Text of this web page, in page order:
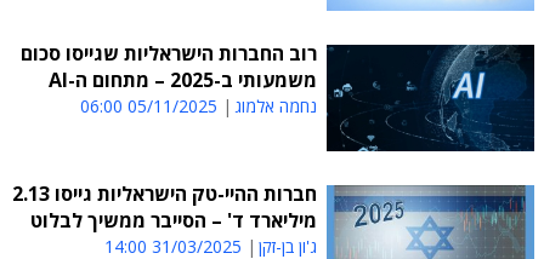
רוב החברות הישראליות שגייסו סכום
משמעותי ב-2025 – מתחום ה-AI
נחמה אלמוג 05/11/2025 06:00
חברות ההיי-טק הישראליות גייסו 2.13
מיליארד ד' – הסייבר ממשיך לבלוט
ג'ון בן-זקן 31/03/2025 14:00